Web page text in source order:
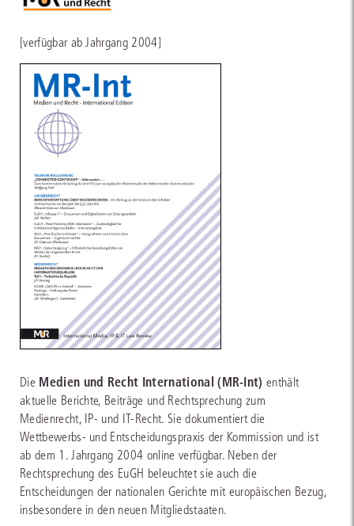
[verfügbar ab Jahrgang 2004]
Die Medien und Recht International (MR-Int) enthält
aktuelle Berichte, Beiträge und Rechtsprechung zum
Medienrecht, IP- und IT-Recht. Sie dokumentiert die
Wettbewerbs- und Entscheidungspraxis der Kommission und ist
ab dem 1. Jahrgang 2004 online verfügbar. Neben der
Rechtsprechung des EuGH beleuchtet sie auch die
Entscheidungen der nationalen Gerichte mit europäischen Bezug,
insbesondere in den neuen Mitgliedstaaten.